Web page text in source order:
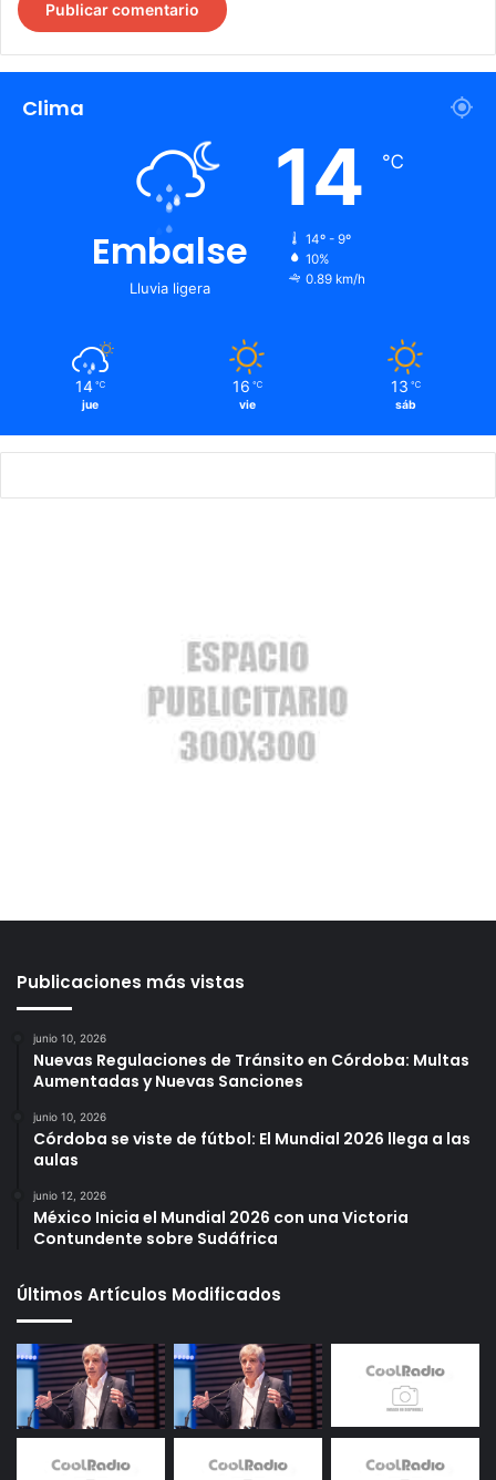
Clima
Embalse
Lluvia ligera
14 ℃
14º - 9º
10%
0.89 km/h
14 ℃
jue
16 ℃
vie
13 ℃
sáb
Publicaciones más vistas
junio 10, 2026
Nuevas Regulaciones de Tránsito en Córdoba: Multas
Aumentadas y Nuevas Sanciones
junio 10, 2026
Córdoba se viste de fútbol: El Mundial 2026 llega a las
aulas
junio 12, 2026
México Inicia el Mundial 2026 con una Victoria
Contundente sobre Sudáfrica
Últimos Artículos Modificados